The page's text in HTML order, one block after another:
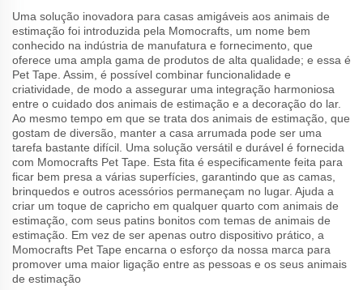
Uma solução inovadora para casas amigáveis aos animais de
estimação foi introduzida pela Momocrafts, um nome bem
conhecido na indústria de manufatura e fornecimento, que
oferece uma ampla gama de produtos de alta qualidade; e essa é
Pet Tape. Assim, é possível combinar funcionalidade e
criatividade, de modo a assegurar uma integração harmoniosa
entre o cuidado dos animais de estimação e a decoração do lar.
Ao mesmo tempo em que se trata dos animais de estimação, que
gostam de diversão, manter a casa arrumada pode ser uma
tarefa bastante difícil. Uma solução versátil e durável é fornecida
com Momocrafts Pet Tape. Esta fita é especificamente feita para
ficar bem presa a várias superfícies, garantindo que as camas,
brinquedos e outros acessórios permaneçam no lugar. Ajuda a
criar um toque de capricho em qualquer quarto com animais de
estimação, com seus patins bonitos com temas de animais de
estimação. Em vez de ser apenas outro dispositivo prático, a
Momocrafts Pet Tape encarna o esforço da nossa marca para
promover uma maior ligação entre as pessoas e os seus animais
de estimação